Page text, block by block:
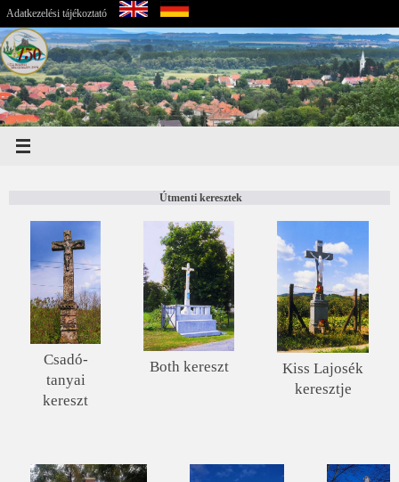
Adatkezelési tájékoztató
Útmenti keresztek
Csadó-
tanyai
kereszt
Both kereszt
Kiss Lajosék
keresztje